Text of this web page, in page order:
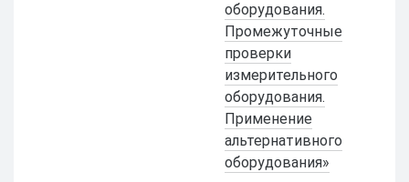
оборудования.
Промежуточные
проверки
измерительного
оборудования.
Применение
альтернативного
оборудования»